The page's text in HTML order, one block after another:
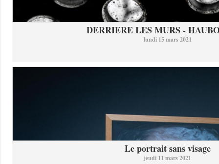
DERRIERE LES MURS -
lundi 15 mars 2021
Le portrait sans visage
jeudi 11 mars 2021